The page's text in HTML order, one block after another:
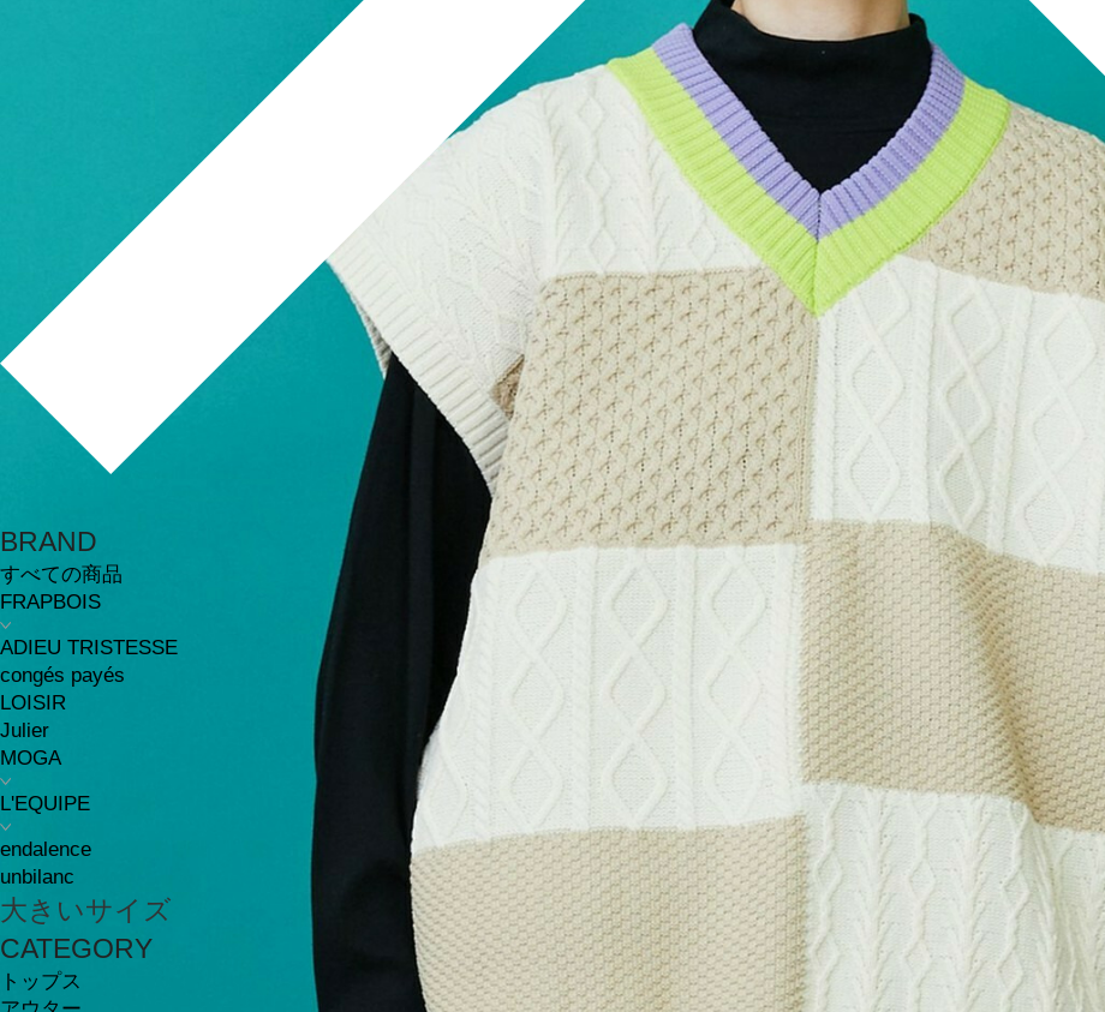
BRAND
すべての商品
FRAPBOIS
ADIEU TRISTESSE
congés payés
LOISIR
Julier
MOGA
L'EQUIPE
endalence
unbilanc
大きいサイズ
CATEGORY
トップス